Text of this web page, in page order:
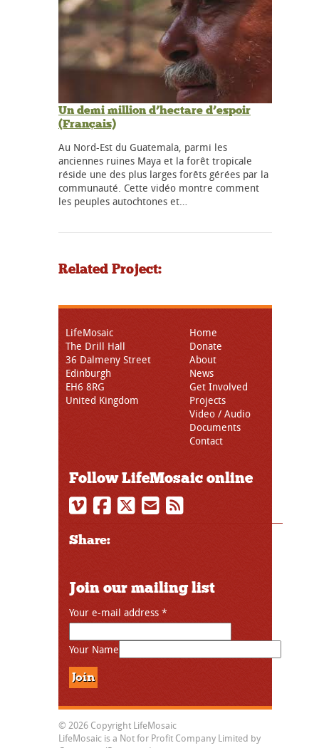
Un demi million d’hectare d’espoir
(Français)
Au Nord-Est du Guatemala, parmi les
anciennes ruines Maya et la forêt tropicale
réside une des plus larges forêts gérées par la
communauté. Cette vidéo montre comment
les peuples autochtones et…
Related Project:
LifeMosaic
The Drill Hall
36 Dalmeny Street
Edinburgh
EH6 8RG
United Kingdom
Home
Donate
About
News
Get Involved
Projects
Video / Audio
Documents
Contact
Follow LifeMosaic online
Share:
Join our mailing list
Your e-mail address *
Your Name
© 2026 Copyright LifeMosaic
LifeMosaic is a Not for Profit Company Limited by